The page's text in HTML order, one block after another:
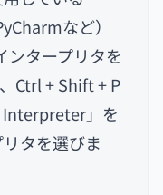
など）
ンタープリタを
Ctrl + Shift + P
」を
タを選びま